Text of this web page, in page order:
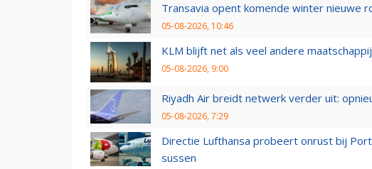
Transavia opent komende winter nieuwe
05-08-2026, 10:46
KLM blijft net als veel andere
05-08-2026, 9:00
Riyadh Air breidt netwerk verder uit:
05-08-2026, 7:29
Directie Lufthansa probeert onrust bij
sussen